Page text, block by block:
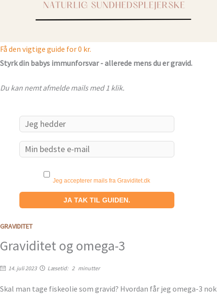
Få den vigtige guide for 0 kr.
Styrk din babys immunforsvar - allerede mens du er gravid.
Du kan nemt afmelde mails med 1 klik.
Jeg accepterer mails fra Graviditet.dk
GRAVIDITET
Graviditet og omega-3
14. juli 2023 Læsetid: 2 minutter
Skal man tage fiskeolie som gravid? Hvordan får jeg omega-3 nok